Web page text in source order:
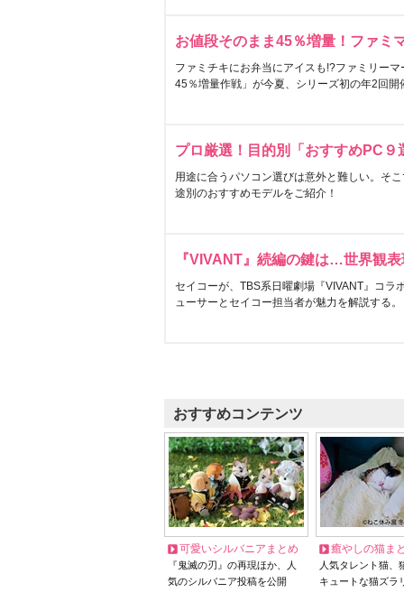
お値段そのまま45％増量！ファミ
ファミチキにお弁当にアイスも!?ファミリー
45％増量作戦」が今夏、シリーズ初の年2回開
プロ厳選！目的別「おすすめPC９
用途に合うパソコン選びは意外と難しい。そ
途別のおすすめモデルをご紹介！
『VIVANT』続編の鍵は…世界観
セイコーが、TBS系日曜劇場『VIVANT』コラ
ューサーとセイコー担当者が魅力を解説する。
おすすめコンテンツ
可愛いシルバニアまとめ
『鬼滅の刃』の再現ほか、人
気のシルバニア投稿を公開
癒やしの猫ま
人気タレント猫
キュートな猫ズラ